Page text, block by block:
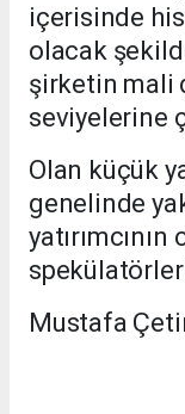
içerisinde
olacak
şirketin mali
seviyelerine
Olan küçük
genelinde
Mustafa